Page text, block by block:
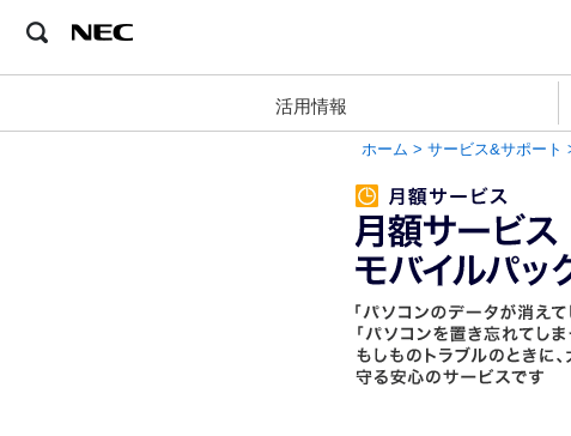
活用情報
ホーム > サービス&サポート